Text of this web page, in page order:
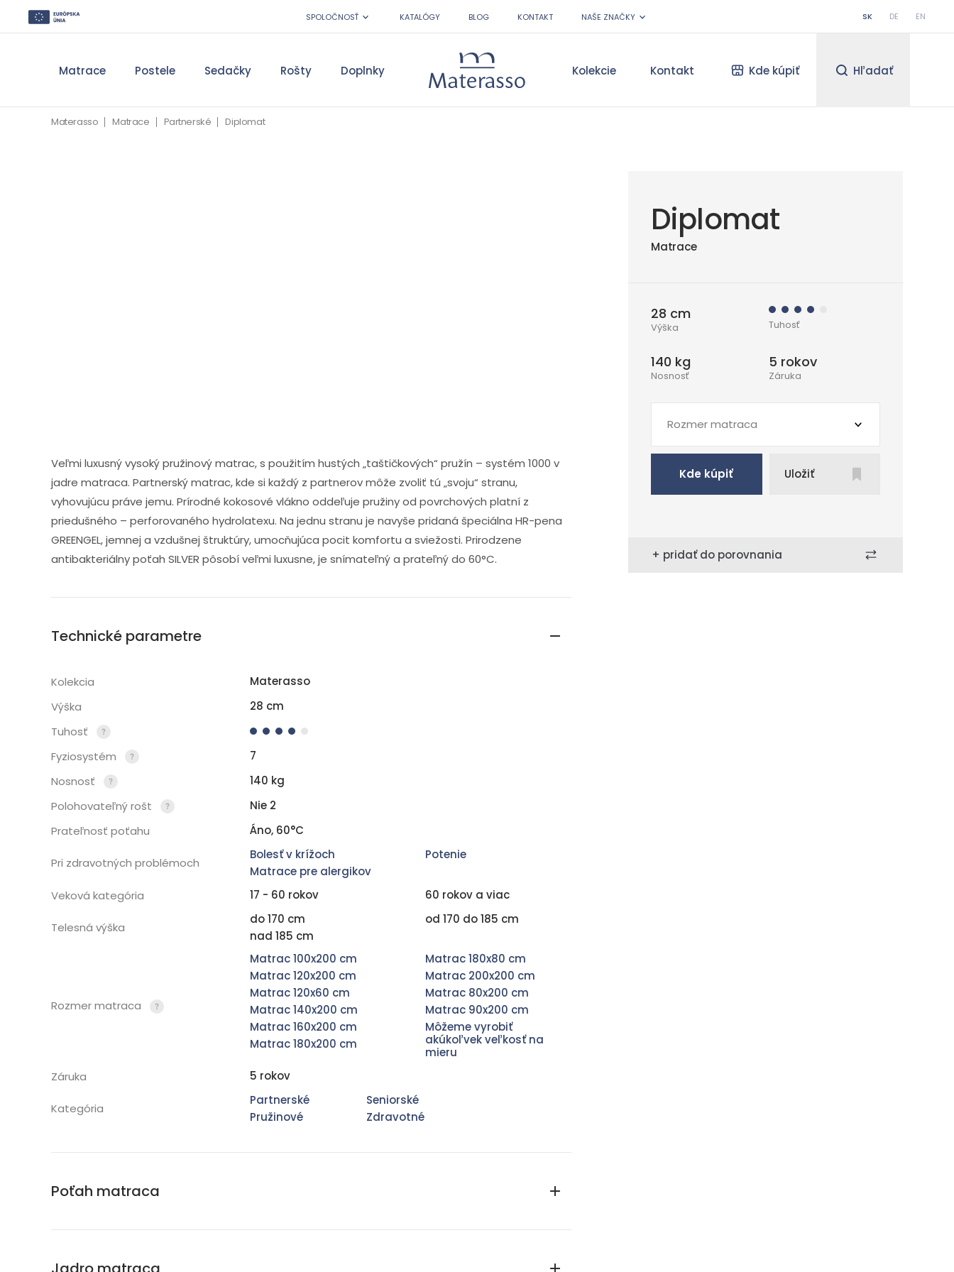
SPOLOČNOSŤ KATALÓGY BLOG KONTAKT NAŠE ZNAČKY SK DE EN
Materasso Kolekcie Kontakt Kde kúpiť Hľadať
Matrace Postele Sedačky Rošty Doplnky
Materasso Matrace Partnerské Diplomat
Diplomat
Matrace
Výška
28 cm
Tuhosť
Nosnosť
140 kg
Záruka
5 rokov
Rozmer matraca
Kde kúpiť Uložiť
+ pridať do porovnania
Veľmi luxusný vysoký pružinový matrac, s použitím hustých „taštičkových“ pružín – systém 1000 v
jadre matraca. Partnerský matrac, kde si každý z partnerov môže zvoliť tú „svoju“ stranu,
vyhovujúcu práve jemu. Prírodné kokosové vlákno oddeľuje pružiny od povrchových platní z
priedušného – perforovaného hydrolatexu. Na jednu stranu je navyše pridaná špeciálna HR-pena
GREENGEL, jemnej a vzdušnej štruktúry, umocňujúca pocit komfortu a sviežosti. Prirodzene
antibakteriálny poťah SILVER pôsobí veľmi luxusne, je snímateľný a prateľný do 60°C.
Technické parametre
Kolekcia
Materasso
Výška
28 cm
Tuhosť
Fyziosystém
7
Nosnosť
140 kg
Polohovateľný rošt
Nie 2
Prateľnosť poťahu
Áno, 60°C
Pri zdravotných problémoch
Bolesť v krížoch
Matrace pre alergikov
Potenie
Veková kategória 17 - 60 rokov 60 rokov a viac
Telesná výška
do 170 cm
nad 185 cm
od 170 do 185 cm
Rozmer matraca
Matrac 100x200 cm
Matrac 120x200 cm
Matrac 120x60 cm
Matrac 140x200 cm
Matrac 160x200 cm
Matrac 180x200 cm
Matrac 180x80 cm
Matrac 200x200 cm
Matrac 80x200 cm
Matrac 90x200 cm
Môžeme vyrobiť
akúkoľvek veľkosť na
mieru
Záruka
5 rokov
Kategória
Partnerské
Pružinové
Seniorské
Zdravotné
Poťah matraca